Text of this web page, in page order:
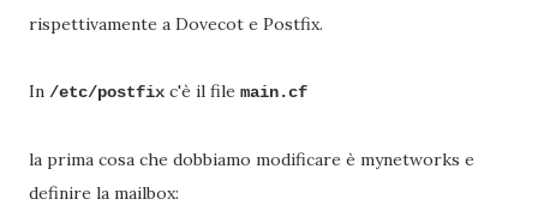
rispettivamente a Dovecot e Postfix.
In /etc/postfix c'è il file main.cf
la prima cosa che dobbiamo modificare è mynetworks e
definire la mailbox: